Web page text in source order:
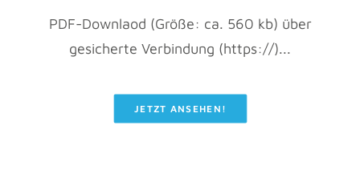
PDF-Downlaod (Größe: ca. 560 kb) über
gesicherte Verbindung (https://)...
JETZT ANSEHEN!